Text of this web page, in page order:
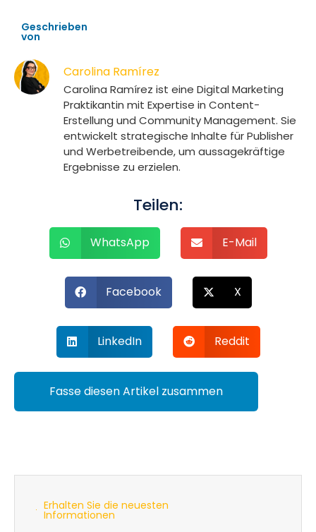
Geschrieben
von
Carolina Ramírez
Carolina Ramírez ist eine Digital Marketing
Praktikantin mit Expertise in Content-
Erstellung und Community Management. Sie
entwickelt strategische Inhalte für Publisher
und Werbetreibende, um aussagekräftige
Ergebnisse zu erzielen.
Teilen:
WhatsApp E-Mail
Facebook X
LinkedIn Reddit
Fasse diesen Artikel zusammen
Erhalten Sie die neuesten
Informationen